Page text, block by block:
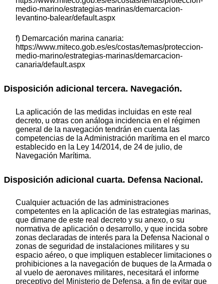
medio-marino/estrategias-marinas/demarcacion-
levantino-balear/default.aspx
f) Demarcación marina canaria:
https://www.miteco.gob.es/es/costas/temas/proteccion-
medio-marino/estrategias-marinas/demarcacion-
canaria/default.aspx
Disposición adicional tercera. Navegación.
La aplicación de las medidas incluidas en este real
decreto, u otras con análoga incidencia en el régimen
general de la navegación tendrán en cuenta las
competencias de la Administración marítima en el marco
establecido en la Ley 14/2014, de 24 de julio, de
Navegación Marítima.
Disposición adicional cuarta. Defensa Nacional.
Cualquier actuación de las administraciones
competentes en la aplicación de las estrategias marinas,
que dimane de este real decreto y su anexo, o su
normativa de aplicación o desarrollo, y que incida sobre
zonas declaradas de interés para la Defensa Nacional o
zonas de seguridad de instalaciones militares y su
espacio aéreo, o que impliquen establecer limitaciones o
prohibiciones a la navegación de buques de la Armada o
al vuelo de aeronaves militares, necesitará el informe
preceptivo del Ministerio de Defensa, a fin de evitar que